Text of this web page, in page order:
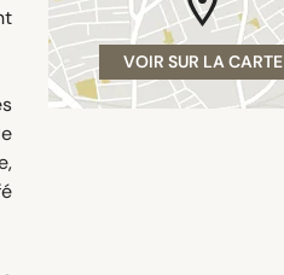
VOIR SUR LA CARTE